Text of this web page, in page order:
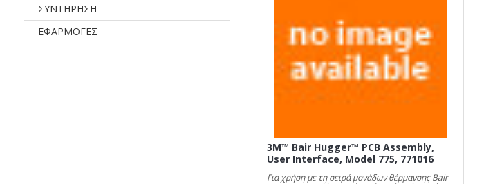
ΣΥΝΤΗΡΗΣΗ
ΕΦΑΡΜΟΓΕΣ
3M™ Bair Hugger™ PCB Assembly,
User Interface, Model 775, 771016
Για χρήση με τη σειρά μονάδων θέρμανσης Bair